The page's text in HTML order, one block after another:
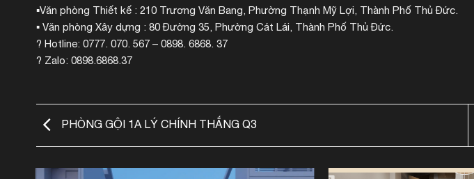
▪️Văn phòng Thiết kế : 210 Trương Văn Bang, Phường Thạnh Mỹ Lợi, Thành Phố Thủ Đức.
▪️ Văn phòng Xây dựng : 80 Đường 35, Phường Cát Lái, Thành Phố Thủ Đức.
? Hotline: 0777. 070. 567 – 0898. 6868. 37
? Zalo: 0898.6868.37
PHÒNG GỘI 1A LÝ CHÍNH THẮNG Q3